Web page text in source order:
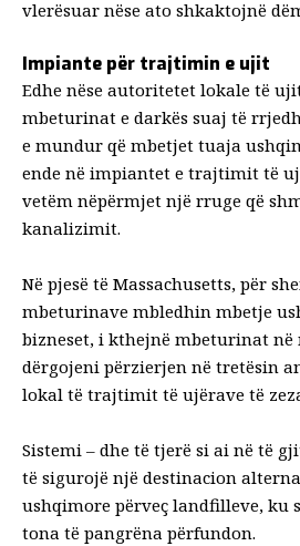
vlerësuar nëse ato shkaktojnë
Impiante për trajtimin e ujit
Edhe nëse autoritetet lokale të
mbeturinat e darkës suaj të
e mundur që mbetjet tuaja
ende në impiantet e trajtimit të
vetëm nëpërmjet një rruge që
kanalizimit.
Në pjesë të Massachusetts, për
mbeturinave mbledhin mbetje
bizneset, i kthejnë mbeturinat në
dërgojeni përzierjen në tretësin
lokal të trajtimit të ujërave të
Sistemi – dhe të tjerë si ai në të
të sigurojë një destinacion
ushqimore përveç landfilleve, ku
tona të pangrëna përfundon.